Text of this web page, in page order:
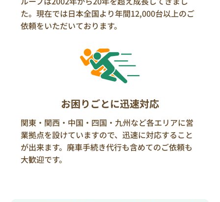
た。現在では日本全国より年間12,000台以上のご
依頼をいただいております。
お困りごとに迅速対応
関東・関西・中国・四国・九州など各エリアに営
業拠点を設けていますので、迅速に対応すること
が出来ます。廃車手続き代行も含めてのご依頼も
大歓迎です。